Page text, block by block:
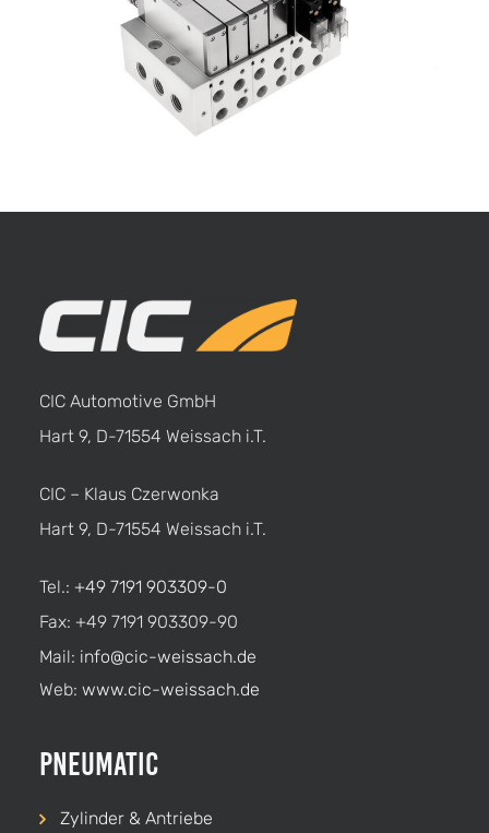
CIC Automotive GmbH
Hart 9, D-71554 Weissach i.T.
CIC – Klaus Czerwonka
Hart 9, D-71554 Weissach i.T.
Tel.: +49 7191 903309-0
Fax: +49 7191 903309-90
Mail: info@cic-weissach.de
Web: www.cic-weissach.de
Pneumatic
Zylinder & Antriebe